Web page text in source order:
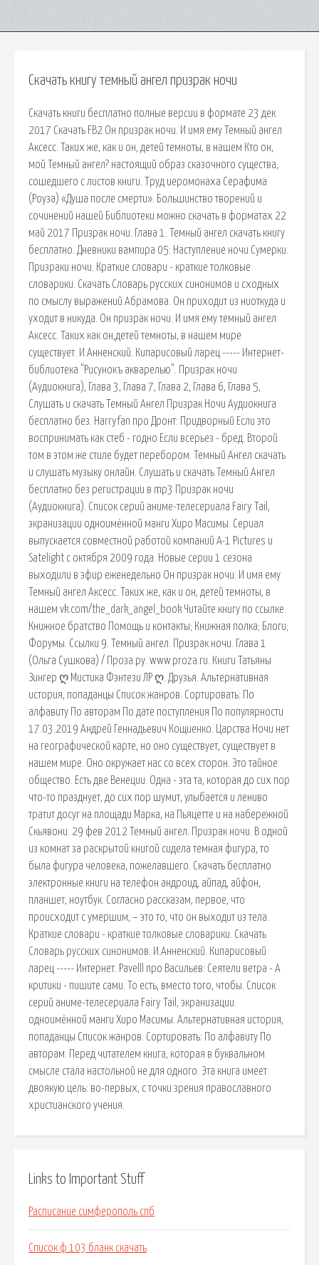
Скачать книгу темный ангел призрак ночи
Скачать книги бесплатно полные версии в формате 23 дек
2017 Скачать FB2 Он призрак ночи. И имя ему Темный ангел
Аксесс. Таких же, как и он, детей темноты, в нашем Кто он,
мой Темный ангел? настоящий образ сказочного существа,
сошедшего с листов книги. Труд иеромонаха Серафима
(Роуза) «Душа после смерти». Большинство творений и
сочинений нашей Библиотеки можно скачать в форматах 22
май 2017 Призрак ночи. Глава 1. Темный ангел скачать книгу
бесплатно. Дневники вампира 05: Наступление ночи Сумерки.
Призраки ночи. Краткие словари - краткие толковые
словарики. Скачать Словарь русских синонимов и сходных
по смыслу выражений Абрамова. Он приходит из ниоткуда и
уходит в никуда. Он призрак ночи. И имя ему темный ангел
Аксесс. Таких как он,детей темноты, в нашем мире
существует. И.Анненский. Кипарисовый ларец ----- Интернет-
библиотека "Рисунокъ акварелью". Призрак ночи
(Аудиокнига), Глава 3, Глава 7, Глава 2, Глава 6, Глава 5,
Cлушать и скачать Темный Ангел Призрак Ночи Аудиокнига
бесплатно без. Harryfan про Дронт: Придворный Если это
воспринимать как стеб - годно Если всерьез - бред. Второй
том в этом же стиле будет перебором. Темный Ангел скачать
и слушать музыку онлайн. Cлушать и скачать Темный Ангел
бесплатно без регистрации в mp3 Призрак ночи
(Аудиокнига). Список серий аниме-телесериала Fairy Tail,
экранизации одноимённой манги Хиро Масимы. Сериал
выпускается совместной работой компаний A-1 Pictures и
Satelight с октября 2009 года. Новые серии 1 сезона
выходили в эфир еженедельно Он призрак ночи. И имя ему
Темный ангел Аксесс. Таких же, как и он, детей темноты, в
нашем vk.com/the_dark_angel_book Читайте книгу по ссылке.
Книжное братство Помощь и контакты; Книжная полка; Блоги;
Форумы. Ссылки 9. Темный ангел. Призрак ночи. Глава 1
(Ольга Сушкова) / Проза.ру. www.proza.ru. Книги Татьяны
Зингер ღ Мистика Фэнтези ЛР ღ. Друзья. Альтернативная
история, попаданцы Список жанров. Сортировать: По
алфавиту По авторам По дате поступления По популярности
17.03.2019 Андрей Геннадьевич Кощиенко. Царства Ночи нет
на географической карте, но оно существует, существует в
нашем мире. Оно окружает нас со всех сторон. Это тайное
общество. Есть две Венеции. Одна - эта та, которая до сих пор
что-то празднует, до сих пор шумит, улыбается и лениво
тратит досуг на площади Марка, на Пьяцетте и на набережной
Скьявони. 29 фев 2012 Темный ангел. Призрак ночи. В одной
из комнат за раскрытой книгой сидела темная фигура, то
была фигура человека, пожелавшего. Скачать бесплатно
электронные книги на телефон андроид, айпад, айфон,
планшет, ноутбук. Согласно рассказам, первое, что
происходит с умершим, – это то, что он выходит из тела.
Краткие словари - краткие толковые словарики. Скачать
Словарь русских синонимов. И.Анненский. Кипарисовый
ларец ----- Интернет. Pavelll про Васильев: Сеятели ветра - А
критики - пишите сами. То есть, вместо того, чтобы. Список
серий аниме-телесериала Fairy Tail, экранизации
одноимённой манги Хиро Масимы. Альтернативная история,
попаданцы Список жанров. Сортировать: По алфавиту По
авторам. Перед читателем книга, которая в буквальном
смысле стала настольной не для одного. Эта книга имеет
двоякую цель: во-первых, с точки зрения православного
христианского учения.
Links to Important Stuff
Расписание симферополь спб
Список ф 103 бланк скачать